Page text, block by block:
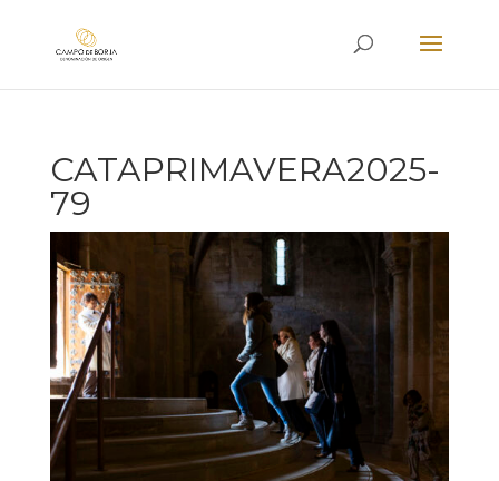
CATAPRIMAVERA2025-
79